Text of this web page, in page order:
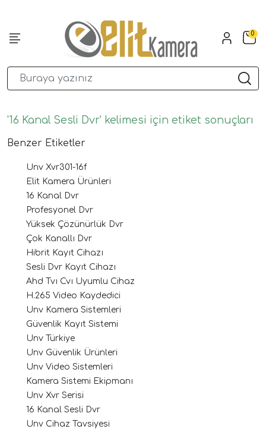
0
'16 Kanal Sesli Dvr' kelimesi için etiket sonuçları
Benzer Etiketler
Unv Xvr301-16f
Elit Kamera Ürünleri
16 Kanal Dvr
Profesyonel Dvr
Yüksek Çözünürlük Dvr
Çok Kanallı Dvr
Hibrit Kayıt Cihazı
Sesli Dvr Kayıt Cihazı
Ahd Tvı Cvı Uyumlu Cihaz
H.265 Video Kaydedici
Unv Kamera Sistemleri
Güvenlik Kayıt Sistemi
Unv Türkiye
Unv Güvenlik Ürünleri
Unv Video Sistemleri
Kamera Sistemi Ekipmanı
Unv Xvr Serisi
16 Kanal Sesli Dvr
Unv Cihaz Tavsiyesi